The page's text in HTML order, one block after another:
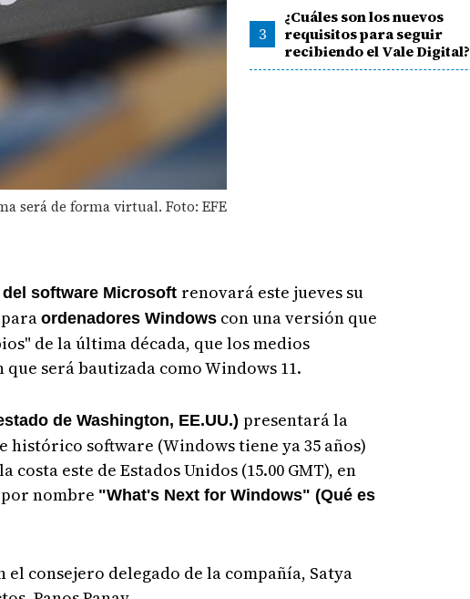
será de forma virtual. Foto: EFE
3
¿Cuáles son los nuevos
requisitos para seguir
recibiendo el Vale Digital?
software Microsoft renovará este jueves su
ordenadores Windowscon una versión que
de la última década, que los medios
será bautizada como Windows 11.
de Washington, EE.UU.) presentará la
histórico software (Windows tiene ya 35 años)
costa este de Estados Unidos (15.00 GMT), en
nombre "What's Next for Windows" (Qué es
consejero delegado de la compañía, Satya